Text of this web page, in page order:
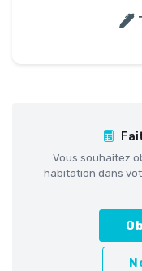
Vous souhaitez
habitation dans